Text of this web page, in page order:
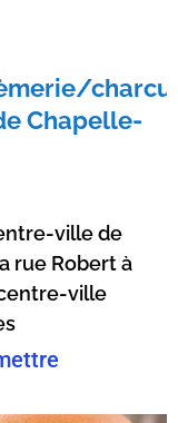
Chapelle-
ville de
rue Robert à
ville